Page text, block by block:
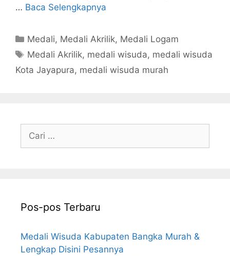
… Baca Selengkapnya
Kategori
Medali, Medali Akrilik, Medali Logam
Tag
Medali Akrilik, medali wisuda, medali wisuda
Kota Jayapura, medali wisuda murah
untuk:
Pos-pos Terbaru
Medali Wisuda Kabupaten Bangka Murah &
Lengkap Disini Pesannya